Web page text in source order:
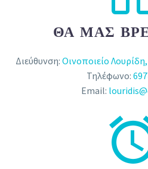
ΘΑ ΜΑΣ
Διεύθυνση: Οινοποιείο
Τηλέφωνο:
Email: